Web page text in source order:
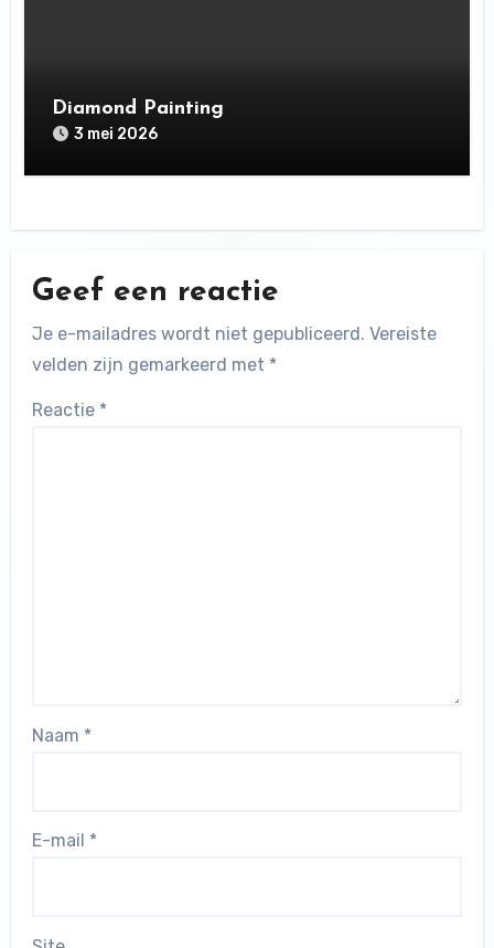
Diamond Painting
3 mei 2026
Geef een reactie
Je e-mailadres wordt niet gepubliceerd. Vereiste
velden zijn gemarkeerd met *
Reactie *
Naam *
E-mail *